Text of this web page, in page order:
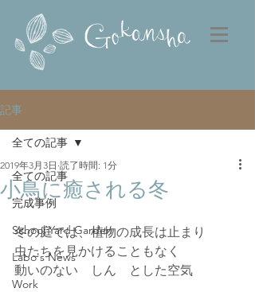
記事
全ての記事
完成事例
School Yard Garden
Labo's News
Work
全ての記事
小鳥に癒される冬
2019年3月3日 読了時間: 1分
冬の庭では、植物の成長は止まり
虫たちを見かけることもなく
動いのない　しん　とした空気